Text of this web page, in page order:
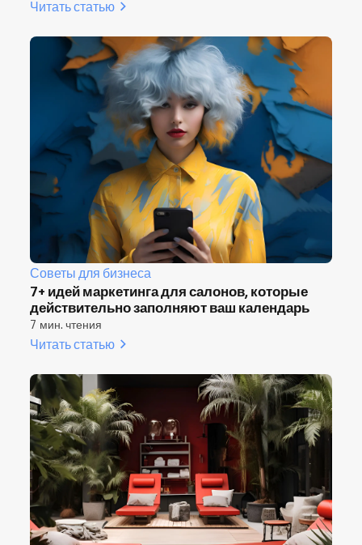
Читать статью
Советы для бизнеса
7+ идей маркетинга для салонов, которые
действительно заполняют ваш календарь
7 мин. чтения
Читать статью